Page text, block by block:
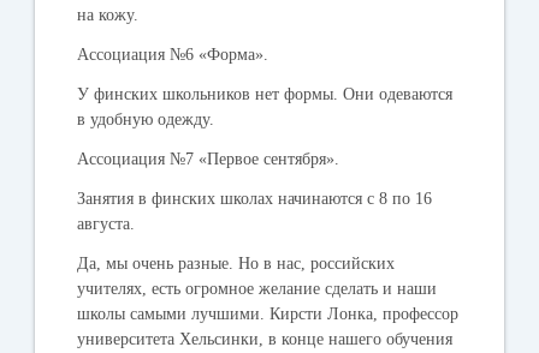
на кожу.
Ассоциация №6 «Форма».
У финских школьников нет формы. Они одеваются
в удобную одежду.
Ассоциация №7 «Первое сентября».
Занятия в финских школах начинаются с 8 по 16
августа.
Да, мы очень разные. Но в нас, российских
учителях, есть огромное желание сделать и наши
школы самыми лучшими. Кирсти Лонка, профессор
университета Хельсинки, в конце нашего обучения